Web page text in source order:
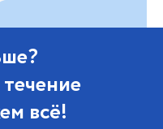
всё!